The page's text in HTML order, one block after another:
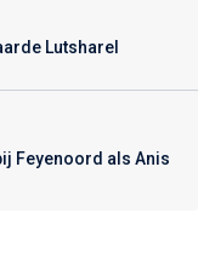
Lutsharel
Feyenoord als Anis